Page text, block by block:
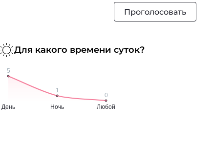
Проголосовать
Для какого времени суток?